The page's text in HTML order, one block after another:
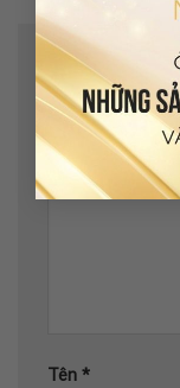
Để lại một
Email của bạn
trường bắt
Bình luận
Tên *